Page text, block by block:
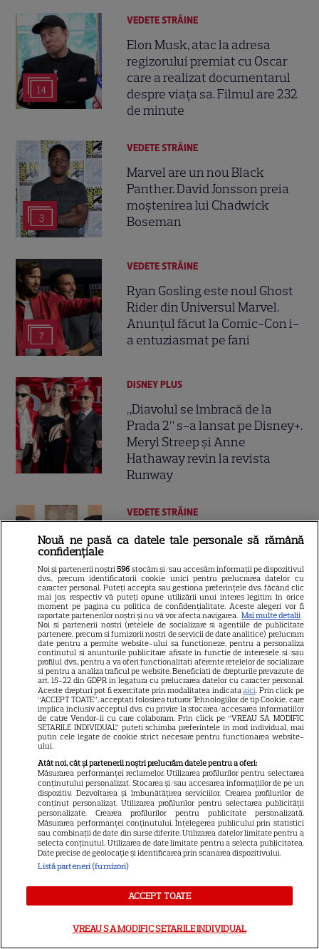
14
VEDETE STRĂINE
Elon Musk, atac la adresa
regizorului premiat cu Oscar
care a realizat documentarul
despre viața sa. Filmul are 232
de minute
3
VEDETE STRĂINE
Marvel are un nou Black
Panther. David Jonsson preia
moștenirea lui Chadwick
Boseman
7
VEDETE STRĂINE
Ryan Gosling este noul Ghost
Rider din Universul Marvel.
Anunțul făcut la Comic-Con i-
a entuziasmat pe fani
DISNEY PLUS
„Diavolul se îmbracă de la
Prada 2” s-a lansat pe Disney+.
Meryl Streep și Anne
Hathaway revin la revista
Runway
9
VEDETE STRĂINE
Meryl Streep, gest
Hathaway și Emily Blunt la
„Diavolul se îmbracă de la
Prada 2”. Ce salarii ar fi primit
actrițele
13
VEDETE STRĂINE
Tom Holland, decizie radicală
pentru noul său film! Ce
promisiune a făcut actorul
după momentele virale în care
a făcut senzație prin dans
13
SKYSHOWTIME
Scarlett Johansson și Kristin
Scott Thomas, din nou mamă
și fiică pe ecran în „My
Mother's Wedding”. Când
apare filmul pe SkyShowtime
Jamie Campbell Bower, starul
Nouă ne pasă ca datele tale personale să rămână
confidențiale
Noi și partenerii noștri596 stocăm și/sau accesăm informații pe dispozitivul
dvs., precum identificatorii cookie unici pentru prelucrarea datelor cu
caracter personal. Puteți accepta sau gestiona preferințele dvs. făcând clic
mai jos, respectiv vă puteți opune utilizării unui interes legitim în orice
moment pe pagina cu politica de confidențialitate. Aceste alegeri vor fi
raportate partenerilor noștri și nu vă vor afecta navigarea. Mai multe detalii
Noi si partenerii nostri (retelele de socializare si agentiile de publicitate
partenere, precum si furnizorii nostri de servicii de date analitice) prelucram
date pentru a permite website-ului sa functioneze, pentru a personaliza
continutul si anunturile publicitare afisate in functie de interesele si/sau
profilul dvs., pentru a va oferi functionalitati aferente retelelor de socializare
si pentru a analiza traficul pe website. Beneficiati de drepturile prevazute de
art. 15-22 din GDPR in legatura cu prelucrarea datelor cu caracter personal.
Aceste drepturi pot fi exercitate prin modalitatea indicataaici. Prin click pe
“ACCEPT TOATE”, acceptati folosirea tuturor Tehnologiilor de tip Cookie, care
implica inclusiv acceptul dvs. cu privire la stocarea/accesarea informatiilor
de catre Vendor-ii cu care colaboram. Prin click pe “VREAU SA MODIFIC
SETARILE INDIVIDUAL” puteti schimba preferintele in mod individual, mai
putin cele legate de cookie strict necesare pentru functionarea website-
ului.
Atât noi, cât și partenerii noștri prelucrăm datele pentru a oferi:
Măsurarea performanței reclamelor. Utilizarea profilurilor pentru selectarea
conținutului personalizat. Stocarea și/sau accesarea informațiilor de pe un
dispozitiv. Dezvoltarea și îmbunătățirea serviciilor. Crearea profilurilor de
conținut personalizat. Utilizarea profilurilor pentru selectarea publicității
personalizate. Crearea profilurilor pentru publicitate personalizată.
Măsurarea performanței conținutului. Înțelegerea publicului prin statistici
sau combinații de date din surse diferite. Utilizarea datelor limitate pentru a
selecta conținutul. Utilizarea de date limitate pentru a selecta publicitatea.
Date precise de geolocație și identificarea prin scanarea dispozitivului.
Listă parteneri (furnizori)
ACCEPT TOATE
VREAU SA MODIFIC SETARILE INDIVIDUAL